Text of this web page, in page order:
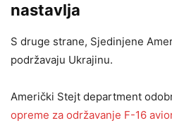
nastavlja
S druge strane, Sjedinjene
podržavaju Ukrajinu.
Američki Stejt department
opreme za održavanje F-16